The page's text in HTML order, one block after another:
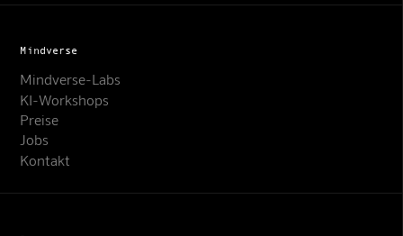
Mindverse
Mindverse-Labs
KI-Workshops
Preise
Jobs
Kontakt